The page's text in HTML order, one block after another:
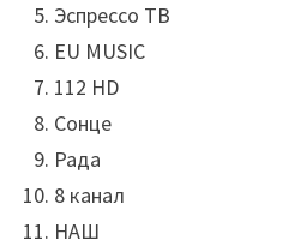
Эспрессо ТВ
EU MUSIC
112 HD
Сонце
Рада
8 канал
НАШ